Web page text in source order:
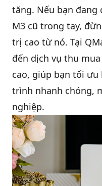
QBlog
tăng. Nếu bạn đang
M3 cũ trong tay,
trị cao từ nó. Tại
đến dịch vụ thu
cao, giúp bạn tối
trình nhanh chóng,
nghiệp.